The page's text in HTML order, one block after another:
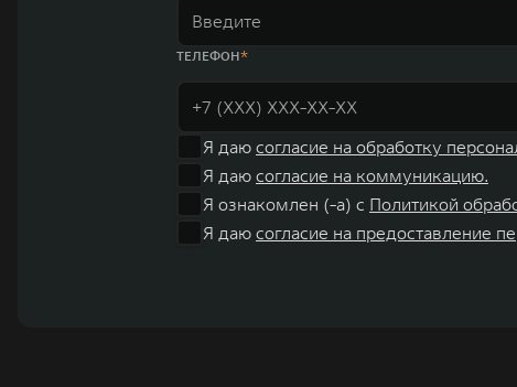
ТЕЛЕФОН
Я даю согласие на обработку
Я даю согласие на коммуникацию.
Я ознакомлен (-а) с Политикой
Я даю согласие на предоставление